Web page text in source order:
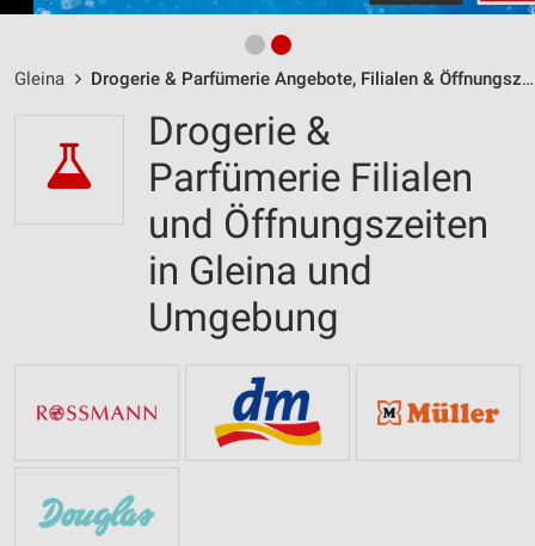
Gleina Drogerie & Parfümerie Angebote, Filialen & Öffnungszeiten
Drogerie &
Parfümerie Filialen
und Öffnungszeiten
in Gleina und
Umgebung